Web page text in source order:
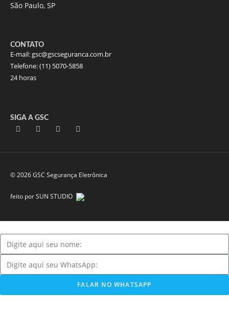
São Paulo, SP
CONTATO
E-mail:gsc@gscseguranca.com.br
Telefone:(11) 5070-5858
24 horas
SIGA A GSC
© 2026 GSC Segurança Eletrônica
feito por SUN STUDIO
FALAR NO WHATSAPP